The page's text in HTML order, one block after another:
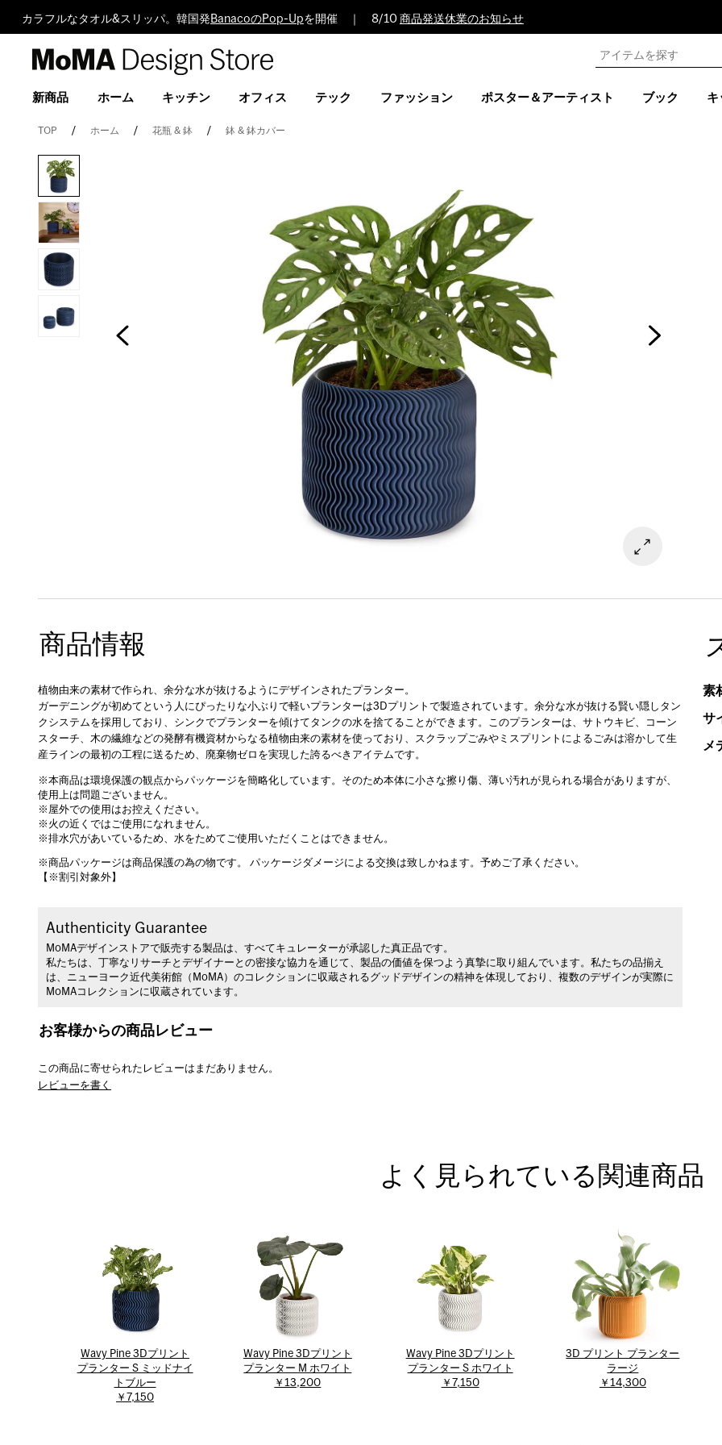
カラフルなタオル&スリッパ。韓国発 BanacoのPop-Upを開催 ｜ 8/10 商品発送休業のお知らせ
Design
新商品 ホーム キッチン オフィス テック ファッション ポスター＆アーティスト ブック キ
TOP ホーム 花瓶 & 鉢 鉢 & 鉢カバー
商品情報
植物由来の素材で作られ、余分な水が抜けるようにデザインされたプランター。
ガーデニングが初めてという人にぴったりな小ぶりで軽いプランターは3Dプリントで製造されています。余分な水が抜ける賢い隠しタン
クシステムを採用しており、シンクでプランターを傾けてタンクの水を捨てることができます。このプランターは、サトウキビ、コーン
スターチ、木の繊維などの発酵有機資材からなる植物由来の素材を使っており、スクラップごみやミスプリントによるごみは溶かして生
産ラインの最初の工程に送るため、廃棄物ゼロを実現した誇るべきアイテムです。
※本商品は環境保護の観点からパッケージを簡略化しています。そのため本体に小さな擦り傷、薄い汚れが見られる場合がありますが、
使用上は問題ございません。
※屋外での使用はお控えください。
※火の近くではご使用になれません。
※排水穴があいているため、水をためてご使用いただくことはできません。
※商品パッケージは商品保護の為の物です。 パッケージダメージによる交換は致しかねます。予めご了承ください。
【※割引対象外】
Authenticity Guarantee
MoMAデザインストアで販売する製品は、すべてキュレーターが承認した真正品です。
私たちは、丁寧なリサーチとデザイナーとの密接な協力を通じて、製品の価値を保つよう真摯に取り組んでいます。私たちの品揃え
は、ニューヨーク近代美術館（MoMA）のコレクションに収蔵されるグッドデザインの精神を体現しており、複数のデザインが実際に
MoMAコレクションに収蔵されています。
素
サ
メ
お客様からの商品レビュー
この商品に寄せられたレビューはまだありません。
レビューを書く
よく見られている関連商品
Wavy Pine 3Dプリント
プランター S ミッドナイ
トブルー
￥7,150
Wavy Pine 3Dプリント
プランター M ホワイト
￥13,200
Wavy Pine 3Dプリント
プランター S ホワイト
￥7,150
3D プリント プランター
ラージ
￥14,300